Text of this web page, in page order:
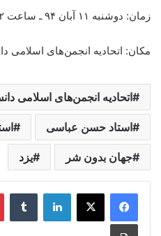
زمان: دوشنبه ۱۱ آبان ۹۴ ـ ساعت ۱۲ – ۹
مکان: اتحادیه انجمن‌های اسلامی
اتحادیه انجمن‌های اسلامی
استاد حسن عباسی
جهان بدون شر یزد
لینکدین
چاپ